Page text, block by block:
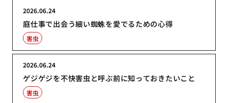
庭仕事で出会う細い蜘蛛を愛でるための心得
2026.06.24
害虫
ゲジゲジを不快害虫と呼ぶ前に知っておきたいこと
2026.06.24
害虫